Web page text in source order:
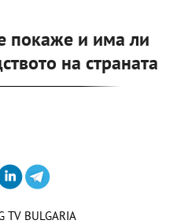
покаже и има ли
на страната
TV BULGARIA